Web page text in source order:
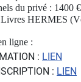
du privé : 1400 €
Livres HERMES (
ligne :
: LIEN
: LIEN